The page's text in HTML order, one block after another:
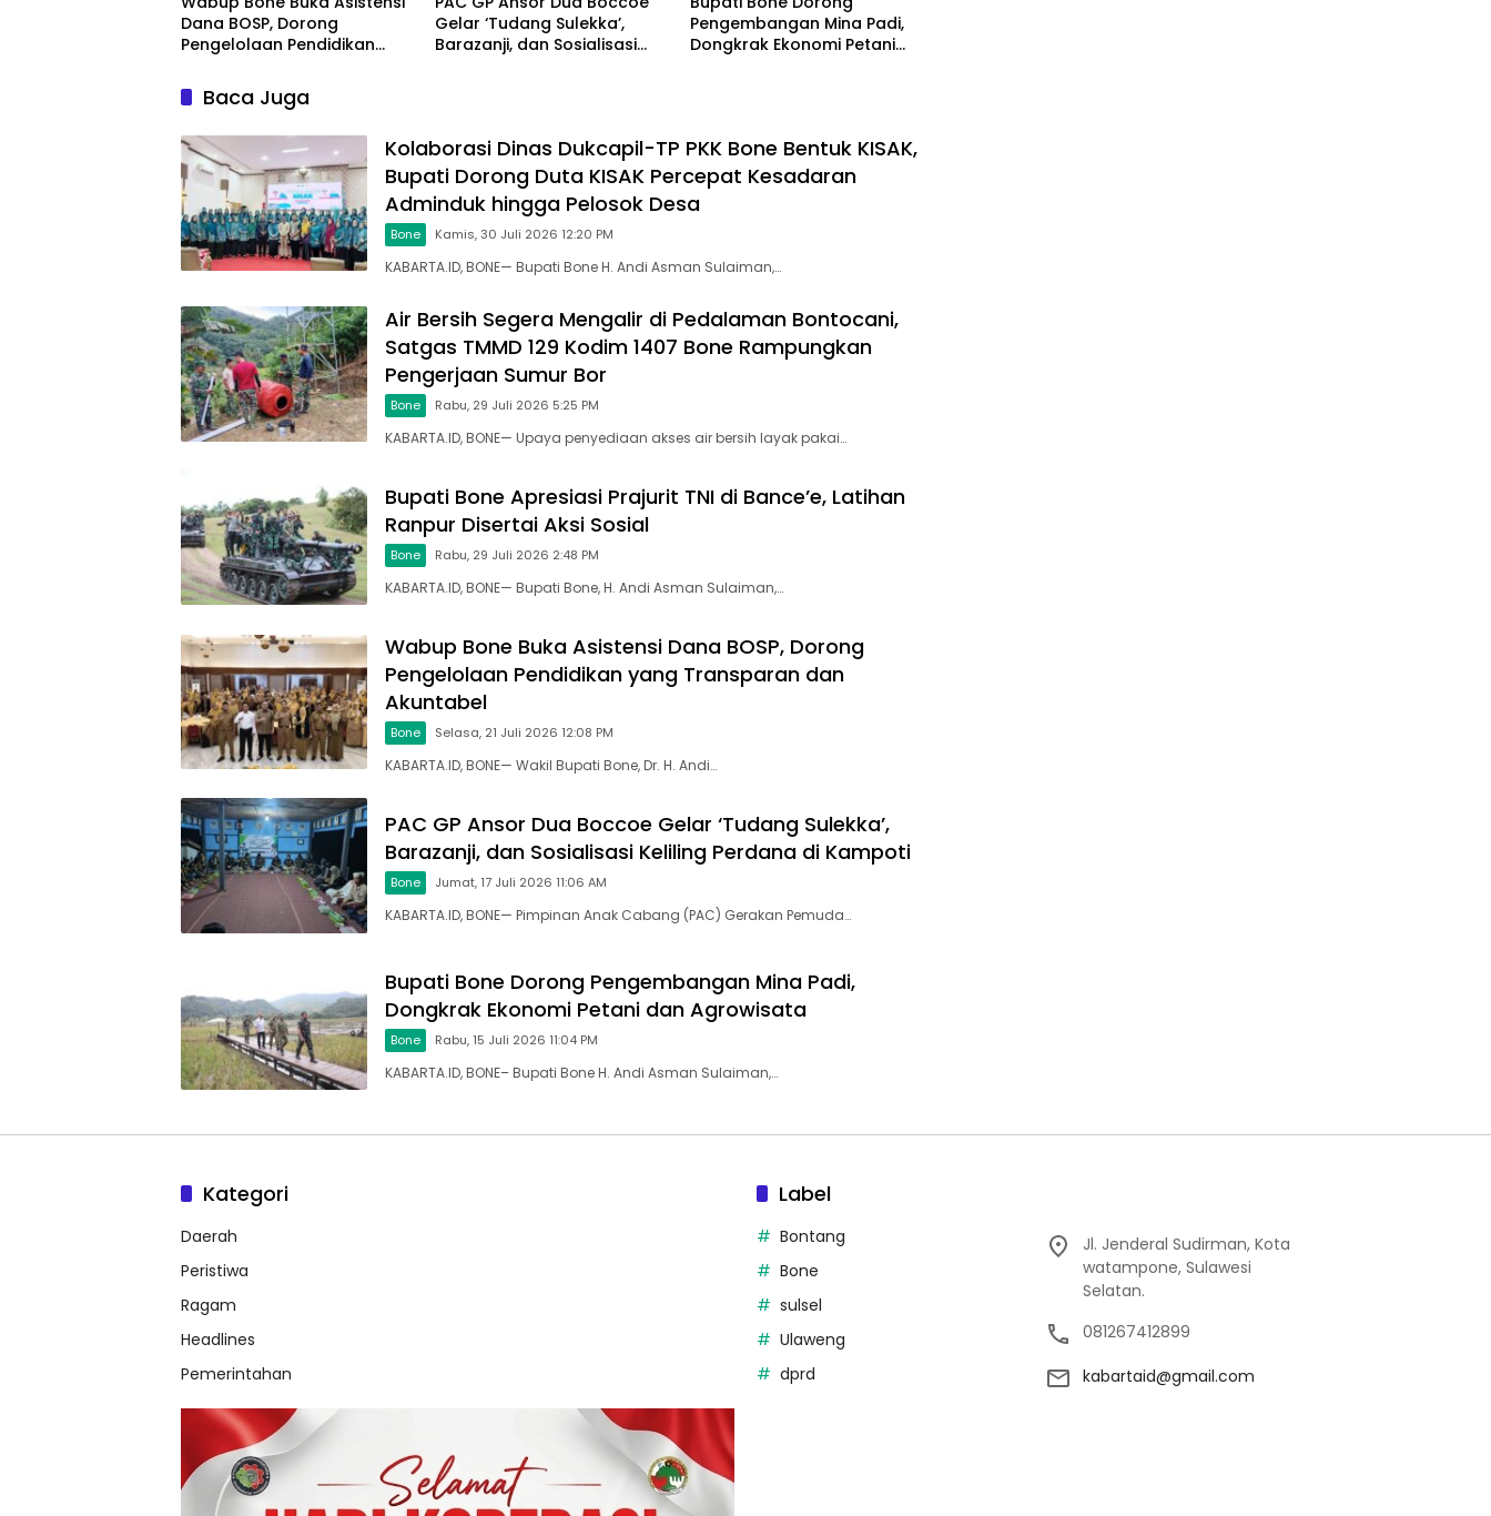
Dana BOSP, Dorong
Pengelolaan Pendidikan
Akuntabel
Gelar ‘Tudang Sulekka’,
Barazanji, dan Sosialisasi
Pengembangan Mina Padi,
Dongkrak Ekonomi Petani
Baca Juga
Kolaborasi Dinas Dukcapil-TP PKK Bone Bentuk KISAK,
Bupati Dorong Duta KISAK Percepat Kesadaran
Adminduk hingga Pelosok Desa
Bone Kamis, 30 Juli 2026 12:20 PM
KABARTA.ID, BONE— Bupati Bone H. Andi Asman Sulaiman,…
Air Bersih Segera Mengalir di Pedalaman Bontocani,
Satgas TMMD 129 Kodim 1407 Bone Rampungkan
Pengerjaan Sumur Bor
Bone Rabu, 29 Juli 2026 5:25 PM
KABARTA.ID, BONE— Upaya penyediaan akses air bersih layak pakai…
Bupati Bone Apresiasi Prajurit TNI di Bance’e, Latihan
Ranpur Disertai Aksi Sosial
Bone Rabu, 29 Juli 2026 2:48 PM
KABARTA.ID, BONE— Bupati Bone, H. Andi Asman Sulaiman,…
Wabup Bone Buka Asistensi Dana BOSP, Dorong
Pengelolaan Pendidikan yang Transparan dan
Akuntabel
Bone Selasa, 21 Juli 2026 12:08 PM
KABARTA.ID, BONE— Wakil Bupati Bone, Dr. H. Andi…
PAC GP Ansor Dua Boccoe Gelar ‘Tudang Sulekka’,
Barazanji, dan Sosialisasi Keliling Perdana di Kampoti
Bone Jumat, 17 Juli 2026 11:06 AM
KABARTA.ID, BONE— Pimpinan Anak Cabang (PAC) Gerakan Pemuda…
Bupati Bone Dorong Pengembangan Mina Padi,
Dongkrak Ekonomi Petani dan Agrowisata
Bone Rabu, 15 Juli 2026 11:04 PM
KABARTA.ID, BONE– Bupati Bone H. Andi Asman Sulaiman,…
Kategori
Daerah
Peristiwa
Ragam
Headlines
Pemerintahan
Label
Bontang
Bone
sulsel
Ulaweng
dprd
Jl. Jenderal Sudirman, Kota
watampone, Sulawesi
Selatan.
081267412899
kabartaid@gmail.com